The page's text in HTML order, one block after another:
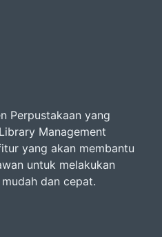
Perpustakaan yang
Management
yang akan membantu
untuk melakukan
dan cepat.